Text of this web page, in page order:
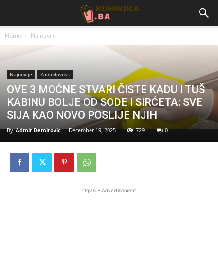
Home Najnovije
Najnovije Zanimljivosti
OVE 3 MOĆNE STVARI ČISTE KADU I TUŠ
KABINU BOLJE OD SODE I SIRĆETA: SVE
SIJA KAO NOVO POSLIJE NJIH
By Admir Demirovic - December 19, 2025 729 0
Oglasi - Advertisement